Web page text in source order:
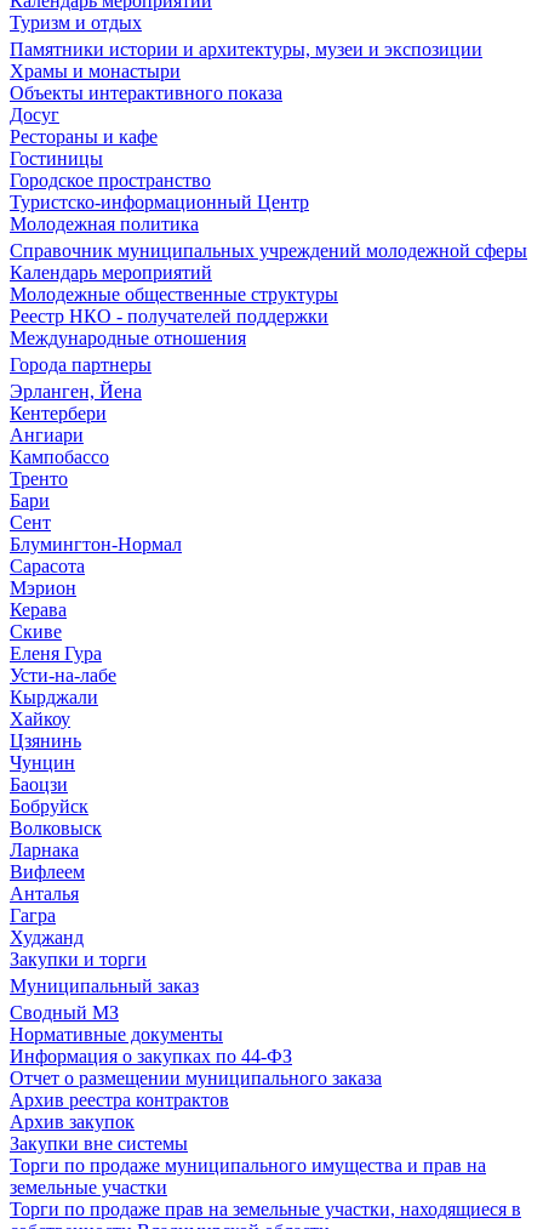
Туризм и отдых
Памятники истории и архитектуры, музеи и экспозиции
Храмы и монастыри
Объекты интерактивного показа
Досуг
Рестораны и кафе
Гостиницы
Городское пространство
Туристско-информационный Центр
Молодежная политика
Справочник муниципальных учреждений молодежной сферы
Календарь мероприятий
Молодежные общественные структуры
Реестр НКО - получателей поддержки
Международные отношения
Города партнеры
Эрланген, Йена
Кентербери
Ангиари
Кампобассо
Тренто
Бари
Сент
Блумингтон-Нормал
Сарасота
Мэрион
Керава
Скиве
Еленя Гура
Усти-на-лабе
Кырджали
Хайкоу
Цзянинь
Чунцин
Баоцзи
Бобруйск
Волковыск
Ларнака
Вифлеем
Анталья
Гагра
Худжанд
Закупки и торги
Муниципальный заказ
Сводный МЗ
Нормативные документы
Информация о закупках по 44-ФЗ
Отчет о размещении муниципального заказа
Архив реестра контрактов
Архив закупок
Закупки вне системы
Торги по продаже муниципального имущества и прав на
земельные участки
Торги по продаже прав на земельные участки, находящиеся в